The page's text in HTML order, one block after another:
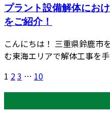
プラント設備解体にお
をご紹介！
こんにちは！ 三重県鈴鹿市
む東海エリアで解体工事を
1 23 … 10